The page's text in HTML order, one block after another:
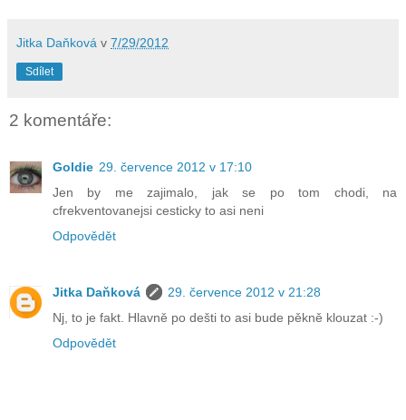
Jitka Daňková v 7/29/2012
Sdílet
2 komentáře:
Goldie 29. července 2012 v 17:10
Jen by me zajimalo, jak se po tom chodi, na
cfrekventovanejsi cesticky to asi neni
Odpovědět
Jitka Daňková
29. července 2012 v 21:28
Nj, to je fakt. Hlavně po dešti to asi bude pěkně klouzat :-)
Odpovědět